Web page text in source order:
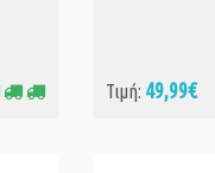
Τιμή: 49,99€